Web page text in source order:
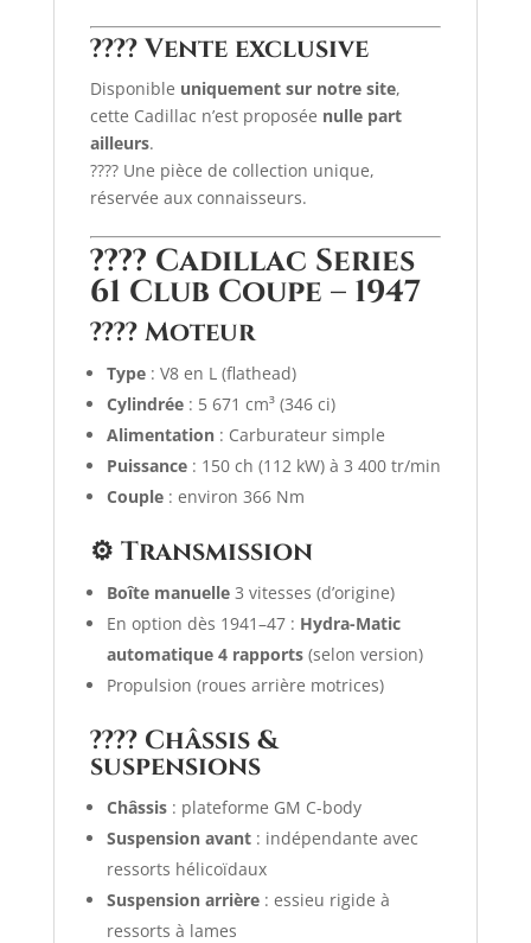
????Vente exclusive
Disponible uniquement sur notre site,
cette Cadillac n’est proposée nulle part
ailleurs.
???? Une pièce de collection unique,
réservée aux connaisseurs.
???? Cadillac Series
61 Club Coupe – 1947
????️ Moteur
Type: V8 en L (flathead)
Cylindrée: 5 671 cm³ (346 ci)
Alimentation: Carburateur simple
Puissance: 150 ch (112 kW) à 3 400 tr/min
Couple: environ 366 Nm
⚙️ Transmission
Boîte manuelle3 vitesses (d’origine)
En option dès 1941–47 : Hydra-Matic
automatique 4 rapports(selon version)
Propulsion (roues arrière motrices)
???? Châssis &
suspensions
Châssis: plateforme GM C-body
Suspension avant: indépendante avec
ressorts hélicoïdaux
Suspension arrière: essieu rigide à
ressorts à lames